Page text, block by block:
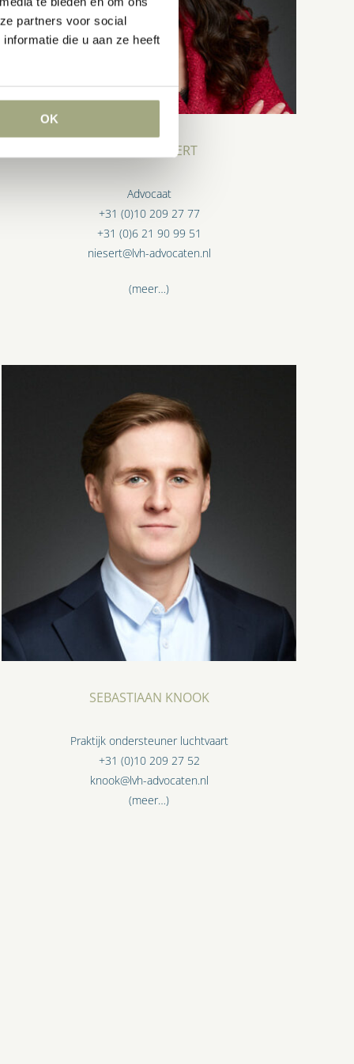
partners voor social
die u aan ze heeft
OK
GENTIA NIESERT
Advocaat
+31 (0)10 209 27 77
+31 (0)6 21 90 99 51
niesert@lvh-advocaten.nl
(meer…)
SEBASTIAAN KNOOK
Praktijk ondersteuner luchtvaart
+31 (0)10 209 27 52
knook@lvh-advocaten.nl
(meer…)